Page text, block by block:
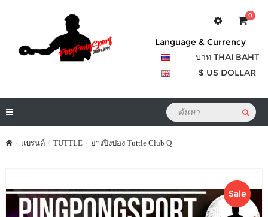
0
Language & Currency
บาท THAI BAHT
$ US DOLLAR
แบรนด์ TUTTLE ยางปิงปอง Tuttle Club Q
Sale